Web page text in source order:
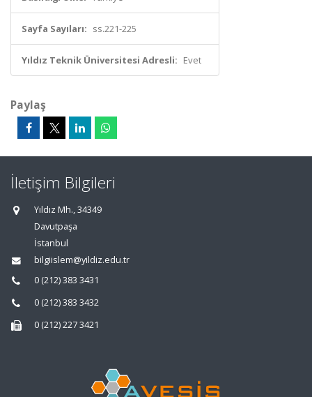
Sayfa Sayıları: ss.221-225
Yıldız Teknik Üniversitesi Adresli: Evet
Paylaş
İletişim Bilgileri
Yıldız Mh., 34349
Davutpaşa
İstanbul
bilgiislem@yildiz.edu.tr
0 (212) 383 3431
0 (212) 383 3432
0 (212) 227 3421